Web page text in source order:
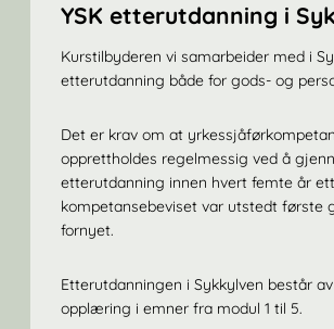
YSK etterutdanning i
Kurstilbyderen vi samarbeider med i
etterutdanning både for gods- og
Det er krav om at
opprettholdes regelmessig ved å
etterutdanning innen hvert femte år
kompetansebeviset var utstedt første
fornyet.
Etterutdanningen i Sykkylven består
opplæring i emner fra modul 1 til 5.